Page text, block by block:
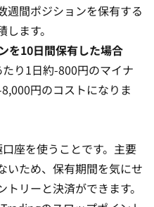
週間ポジションを保有する
ます。
を10日間保有した場合
り1日約-800円のマイナ
円のコストになりま
口座を使うことです。主要
いため、保有期間を気にせ
リーと決済ができます。